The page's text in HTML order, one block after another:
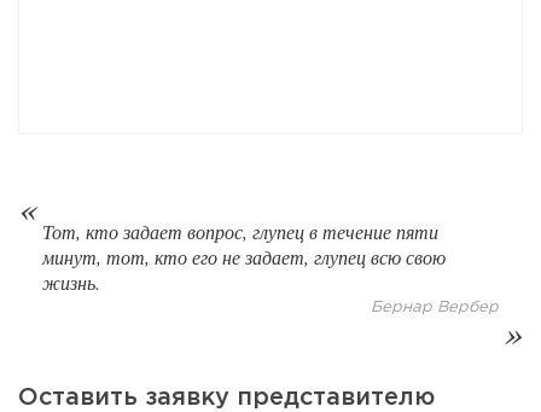
12
Тот, кто задает вопрос, глупец в течение пяти
минут, тот, кто его не задает, глупец всю свою
жизнь.
Бернар Вербер
Оставить заявку представителю